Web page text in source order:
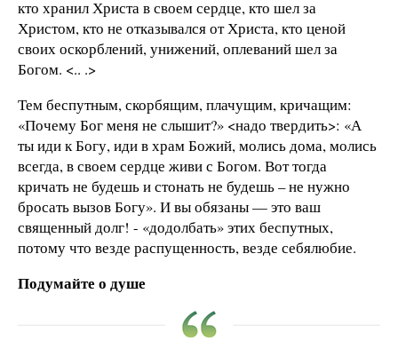
кто хранил Христа в своем сердце, кто шел за
Христом, кто не отказывался от Христа, кто ценой
своих оскорблений, унижений, оплеваний шел за
Богом. <.. .>
Тем беспутным, скорбящим, плачущим, кричащим:
«Почему Бог меня не слышит?» <надо твердить>: «А
ты иди к Богу, иди в храм Божий, молись дома, молись
всегда, в своем сердце живи с Богом. Вот тогда
кричать не будешь и стонать не будешь – не нужно
бросать вызов Богу». И вы обязаны — это ваш
священный долг! - «додолбать» этих беспутных,
потому что везде распущенность, везде себялюбие.
Подумайте о душе